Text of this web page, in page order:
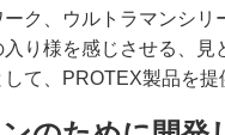
ク、ウルトラマンシ
り様を感じさせる、
て、PROTEX製品を